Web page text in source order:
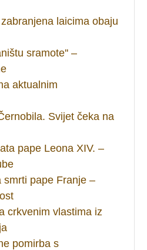
laicima obaju
sramote'' –
aktualnim
Svijet čeka na
pape Leona XIV. –
smrti pape Franje –
crkvenim vlastima iz
pomirba s